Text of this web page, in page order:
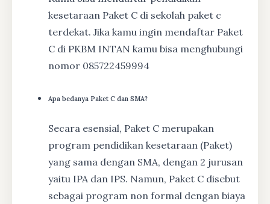
kesetaraan Paket C di sekolah paket c
terdekat. Jika kamu ingin mendaftar Paket
C di PKBM INTAN kamu bisa menghubungi
nomor 085722459994
Apa bedanya Paket C dan SMA?
Secara esensial, Paket C merupakan
program pendidikan kesetaraan (Paket)
yang sama dengan SMA, dengan 2 jurusan
yaitu IPA dan IPS. Namun, Paket C disebut
sebagai program non formal dengan biaya